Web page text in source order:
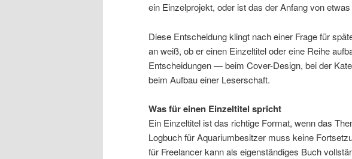
ein Einzelprojekt, oder ist das der Anfang von
Diese Entscheidung klingt nach einer Frage für
an weiß, ob er einen Einzeltitel oder eine Reihe
Entscheidungen — beim Cover-Design, bei der
beim Aufbau einer Leserschaft.
Was für einen Einzeltitel spricht
Ein Einzeltitel ist das richtige Format, wenn das
Logbuch für Aquariumbesitzer muss keine
für Freelancer kann als eigenständiges Buch